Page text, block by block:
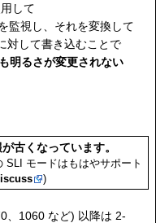
して
監視し、それを変換して
対して書き込むことで
明るさが変更されない
古くなっています。
SLI モードはもはやサポート
)
、1060 など) 以降は 2-